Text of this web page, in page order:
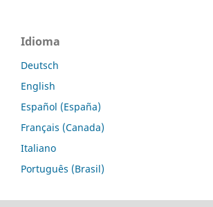
Idioma
Deutsch
English
Español (España)
Français (Canada)
Italiano
Português (Brasil)